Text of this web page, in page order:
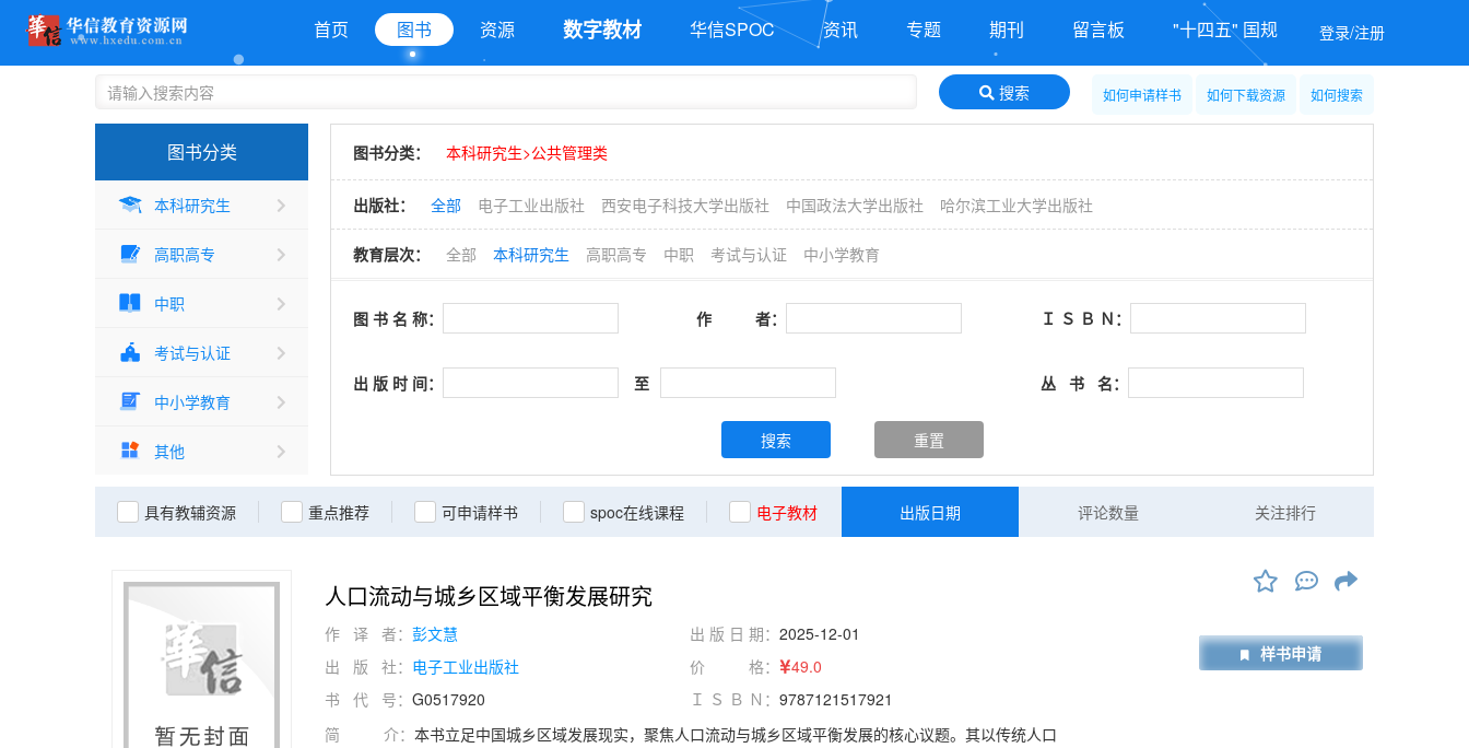
首页 图书 资源 数字教材 华信SPOC 资讯 专题 期刊 留言板 "十四五" 国规 登录/注册
搜索 如何申请样书 如何下载资源 如何搜索
图书分类
本科研究生
高职高专
中职
考试与认证
中小学教育
其他
图书分类： 本科研究生>公共管理类
出版社： 全部 电子工业出版社 西安电子科技大学出版社 中国政法大学出版社 哈尔滨工业大学出版社
教育层次： 全部 本科研究生 高职高专 中职 考试与认证 中小学教育
图 书 名 称： 作 者： Ｉ Ｓ Ｂ Ｎ：
出 版 时 间： 至 丛 书 名：
搜索 重置
具有教辅资源 重点推荐 可申请样书 spoc在线课程 电子教材 关注排行
评论数量
出版日期
人口流动与城乡区域平衡发展研究
作 译 者： 彭文慧 出 版 日 期： 2025-12-01
出 版 社： 电子工业出版社 价 格：
49.0
书 代 号： G0517920 Ｉ Ｓ Ｂ Ｎ： 9787121517921
简 介： 本书立足中国城乡区域发展现实，聚焦人口流动与城乡区域平衡发展的核心议题。其以传统人口
样书申请